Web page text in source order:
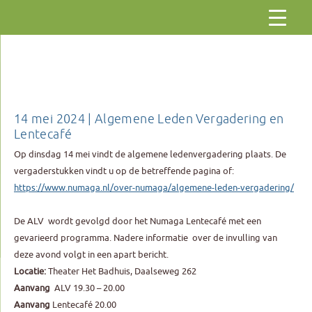
14 mei 2024 | Algemene Leden Vergadering en
Lentecafé
Op dinsdag 14 mei vindt de algemene ledenvergadering plaats. De
vergaderstukken vindt u op de betreffende pagina of:
https://www.numaga.nl/over-numaga/algemene-leden-vergadering/
De ALV wordt gevolgd door het Numaga Lentecafé met een
gevarieerd programma. Nadere informatie over de invulling van
deze avond volgt in een apart bericht.
Locatie:Theater Het Badhuis, Daalseweg 262
Aanvang ALV 19.30 – 20.00
Aanvang Lentecafé 20.00